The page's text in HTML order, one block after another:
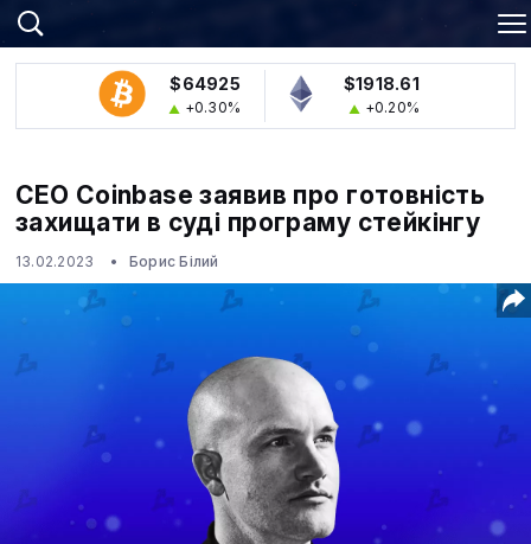
$64925
+0.30%
$1918.61
+0.20%
CEO Coinbase заявив про готовність
захищати в суді програму стейкінгу
13.02.2023 Борис Білий